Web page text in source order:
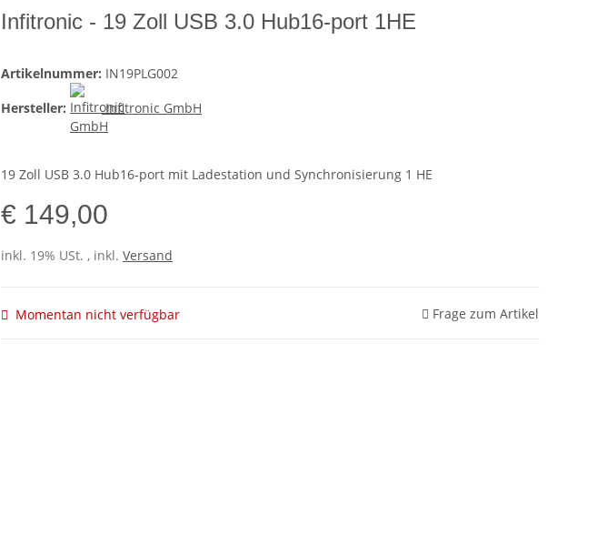
Infitronic - 19 Zoll USB 3.0 Hub16-port 1HE
Artikelnummer: IN19PLG002
Hersteller:
Infitronic GmbH
19 Zoll USB 3.0 Hub16-port mit Ladestation und Synchronisierung 1 HE
€ 149,00
inkl. 19% USt. , inkl. Versand
Momentan nicht verfügbar Frage zum Artikel